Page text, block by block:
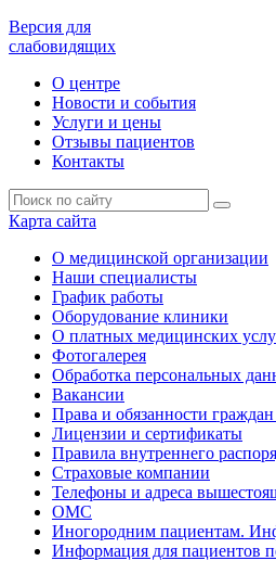
Версия для
слабовидящих
О центре
Новости и события
Услуги и цены
Отзывы пациентов
Контакты
Карта сайта
О медицинской организации
Наши специалисты
График работы
Оборудование клиники
О платных медицинских
Фотогалерея
Обработка персональных
Вакансии
Права и обязанности
Лицензии и сертификаты
Правила внутреннего
Страховые компании
Телефоны и адреса
ОМС
Иногородним пациентам.
Информация для пациентов